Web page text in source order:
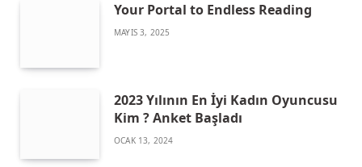
Your Portal to Endless Reading
MAYIS 3, 2025
2023 Yılının En İyi Kadın Oyuncusu
Kim ? Anket Başladı
OCAK 13, 2024